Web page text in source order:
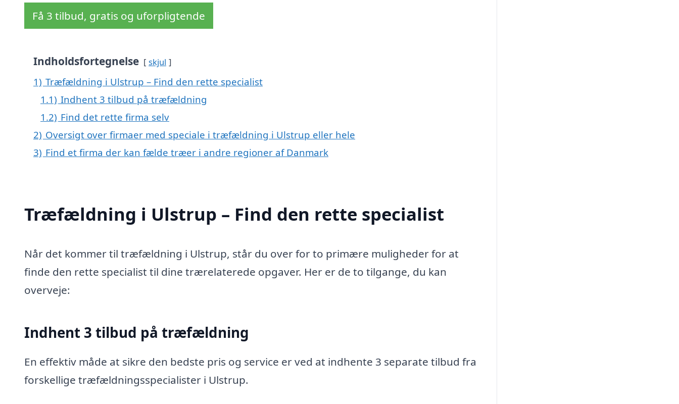
Få 3 tilbud, gratis og uforpligtende
Indholdsfortegnelse skjul
1) Træfældning i Ulstrup – Find den rette specialist
1.1) Indhent 3 tilbud på træfældning
1.2) Find det rette firma selv
2) Oversigt over firmaer med speciale i træfældning i Ulstrup eller hele
3) Find et firma der kan fælde træer i andre regioner af Danmark
Træfældning i Ulstrup – Find den rette specialist
Når det kommer til træfældning i Ulstrup, står du over for to primære muligheder for at
finde den rette specialist til dine trærelaterede opgaver. Her er de to tilgange, du kan
overveje:
Indhent 3 tilbud på træfældning
En effektiv måde at sikre den bedste pris og service er ved at indhente 3 separate tilbud fra
forskellige træfældningsspecialister i Ulstrup.